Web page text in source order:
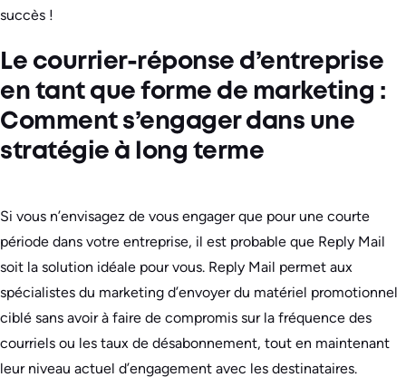
succès !
Le courrier-réponse d’entreprise
en tant que forme de marketing :
Comment s’engager dans une
stratégie à long terme
Si vous n’envisagez de vous engager que pour une courte
période dans votre entreprise, il est probable que Reply Mail
soit la solution idéale pour vous. Reply Mail permet aux
spécialistes du marketing d’envoyer du matériel promotionnel
ciblé sans avoir à faire de compromis sur la fréquence des
courriels ou les taux de désabonnement, tout en maintenant
leur niveau actuel d’engagement avec les destinataires.